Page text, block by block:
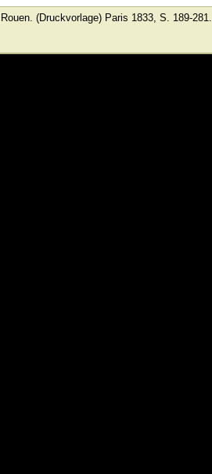
(Druckvorlage) Paris 1833, S. 189-281.